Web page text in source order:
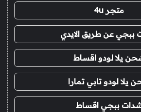
متجر 4u
ببجي عن طريق الايدي
يلا لودو اقساط
يلا لودو تابي تمارا
ببجي اقساط